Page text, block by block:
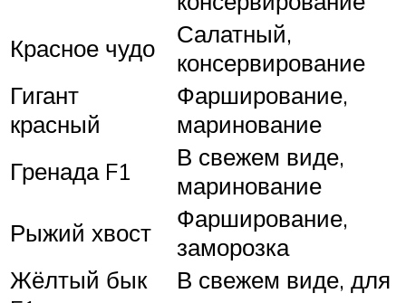
Красное чудо
Салатный,
консервирование
Гигант
красный
Фарширование,
маринование
Гренада F1
В свежем виде,
маринование
Рыжий хвост
Фарширование,
заморозка
Жёлтый бык
В свежем виде, для